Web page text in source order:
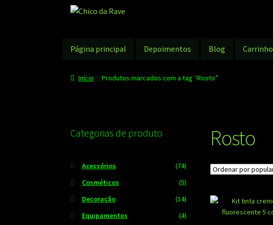
Pular
Pular
conteúdo
Página principal Depoimentos Blog Carrinho
Início Produtos marcados com a tag “Rosto”
Rosto
Categorias de produto
Acessórios
(74)
Cosméticos
(5)
Decoração
(14)
Equipamentos
(4)